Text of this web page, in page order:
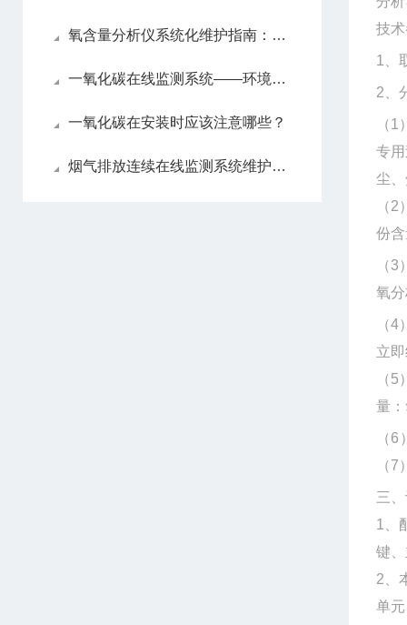
氧含量分析仪系统化维护指南：日常保养解析
一氧化碳在线监测系统——环境监测的智能守护者
一氧化碳在安装时应该注意哪些？
烟气排放连续在线监测系统维护方法
技
1
2
（1
专
尘
（2
份
（3
氧
（4
立
（5
量
（6
（7
三
1
键
2
单